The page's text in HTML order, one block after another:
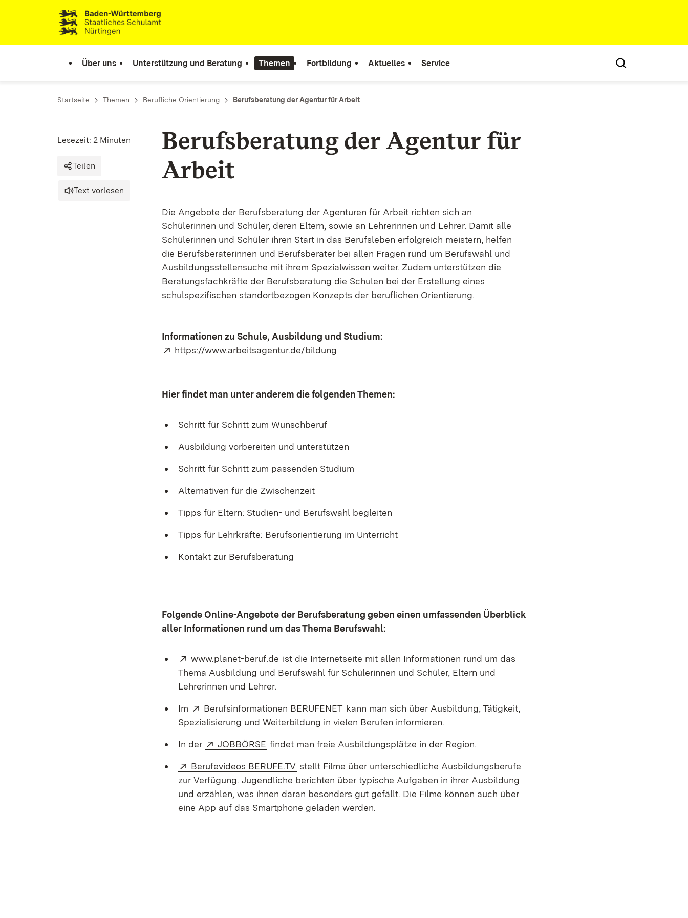
Zum Inhalt springen
Link zur Startseite
Über uns Unterstützung und Beratung Themen Fortbildung Aktuelles Service
Startseite Themen Berufliche Orientierung Berufsberatung der Agentur für Arbeit
Berufsberatung der Agentur für
Arbeit
Lesezeit: 2 Minuten
Teilen
Text vorlesen
Die Angebote der Berufsberatung der Agenturen für Arbeit richten sich an
Schülerinnen und Schüler, deren Eltern, sowie an Lehrerinnen und Lehrer. Damit alle
Schülerinnen und Schüler ihren Start in das Berufsleben erfolgreich meistern, helfen
die Berufsberaterinnen und Berufsberater bei allen Fragen rund um Berufswahl und
Ausbildungsstellensuche mit ihrem Spezialwissen weiter. Zudem unterstützen die
Beratungsfachkräfte der Berufsberatung die Schulen bei der Erstellung eines
schulspezifischen standortbezogen Konzepts der beruflichen Orientierung.
Informationen zu Schule, Ausbildung und Studium:
Extern:
https://www.arbeitsagentur.de/bildung
Hier findet man unter anderem die folgenden Themen:
Schritt für Schritt zum Wunschberuf
Ausbildung vorbereiten und unterstützen
Schritt für Schritt zum passenden Studium
Alternativen für die Zwischenzeit
Tipps für Eltern: Studien- und Berufswahl begleiten
Tipps für Lehrkräfte: Berufsorientierung im Unterricht
Kontakt zur Berufsberatung
Folgende Online-Angebote der Berufsberatung geben einen umfassenden Überblick
aller Informationen rund um das Thema Berufswahl:
Extern:
www.planet-beruf.de (Öffnet in neuem Fenster)
ist die Internetseite mit allen Informationen rund um das
Thema Ausbildung und Berufswahl für Schülerinnen und Schüler, Eltern und
Lehrerinnen und Lehrer.
Im Extern:
Berufsinformationen BERUFENET (Öffnet in neuem Fenster)
kann man sich über Ausbildung, Tätigkeit,
Spezialisierung und Weiterbildung in vielen Berufen informieren.
In der Extern:
JOBBÖRSE (Öffnet in neuem Fenster)
findet man freie Ausbildungsplätze in der Region.
Extern:
Berufevideos BERUFE.TV (Öffnet in neuem Fenster)
stellt Filme über unterschiedliche Ausbildungsberufe
zur Verfügung. Jugendliche berichten über typische Aufgaben in ihrer Ausbildung
und erzählen, was ihnen daran besonders gut gefällt. Die Filme können auch über
eine App auf das Smartphone geladen werden.